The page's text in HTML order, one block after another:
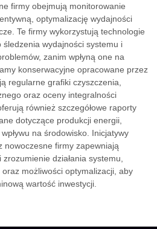
firmy obejmują monitorowanie
optymalizację wydajności
Te firmy wykorzystują technologie
wydajności systemu i
zanim wpłyną one na
konserwacyjne opracowane przez
regularne grafiki czyszczenia,
oraz oceny integralności
również szczegółowe raporty
dotyczące produkcji energii,
na środowisko. Inicjatywy
nowoczesne firmy zapewniają
działania systemu,
możliwości optymalizacji, aby
wartość inwestycji.